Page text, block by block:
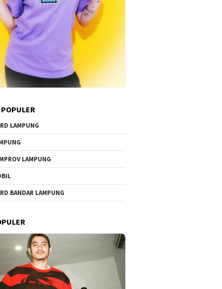
LAMPUNG
LAMPUNG
BANDAR LAMPUNG